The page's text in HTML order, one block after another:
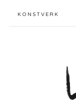
KONSTVERK